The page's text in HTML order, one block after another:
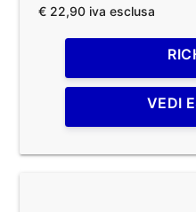
€ 22,90 iva esclusa
VEDI